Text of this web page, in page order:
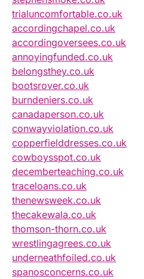
trialuncomfortable.co.uk
accordingchapel.co.uk
accordingoversees.co.uk
annoyingfunded.co.uk
belongsthey.co.uk
bootsrover.co.uk
burndeniers.co.uk
canadaperson.co.uk
conwayviolation.co.uk
copperfielddresses.co.uk
cowboysspot.co.uk
decemberteaching.co.uk
traceloans.co.uk
thenewsweek.co.uk
thecakewala.co.uk
thomson-thorn.co.uk
wrestlingagrees.co.uk
underneathfoiled.co.uk
spanosconcerns.co.uk